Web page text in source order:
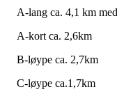
A-lang ca. 4,1 km
A-kort ca. 2,6km
B-løype ca. 2,7km
C-løype ca.1,7km